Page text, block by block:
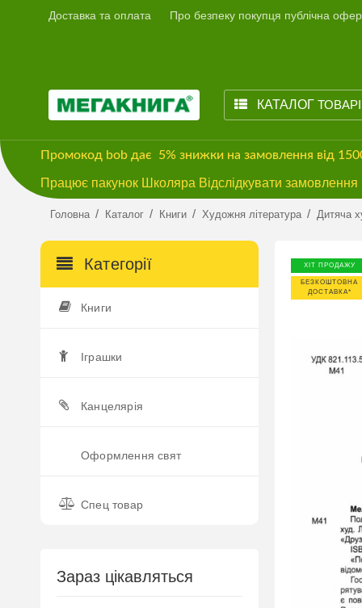
Доставка та оплата Про безпеку покупця публічна
КАТАЛОГ
Промокод bob дає 5% знижки на замовлення від
Працює пакунок Школяра Відслідкувати
Головна / Каталог / Книги / Художня література / Дитяча
Категорії
Книги
Іграшки
Канцелярія
Оформлення свят
Спец товар
Зараз цікавляться
ХІТ ПРОДАЖУ
БЕЗКОШТОВНА
ДОСТАВКА*